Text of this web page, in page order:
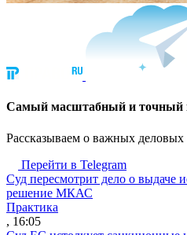
Cамый масштабный и точный
Рассказываем о важных
Перейти в Telegram
Суд пересмотрит дело о выдаче
решение МКАС
Практика
, 16:05